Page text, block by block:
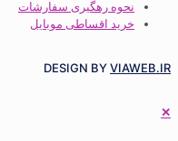
رهگیری سفارشات
اقساطی موبایل
DESIGN BY